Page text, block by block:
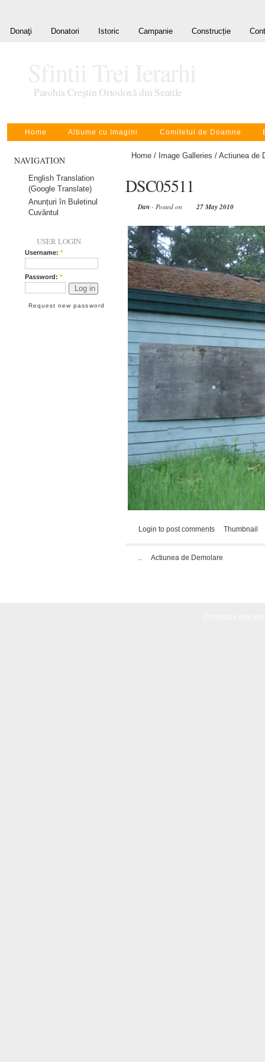
Donaţi Donatori Istoric Campanie Construcție
Parohia Creştin Ortodoxă din Seattle
Home Albume cu Imagini Comitetul de Doamne
NAVIGATION
English Translation
(Google Translate)
Anunțuri în Buletinul
Cuvântul
USER LOGIN
Username: *
Password: *
Request new password
Home / Image Galleries / Actiunea de
DSC05511
Dan - Posted on 27 May 2010
Login to post comments Thumbnail
Actiunea de Demolare